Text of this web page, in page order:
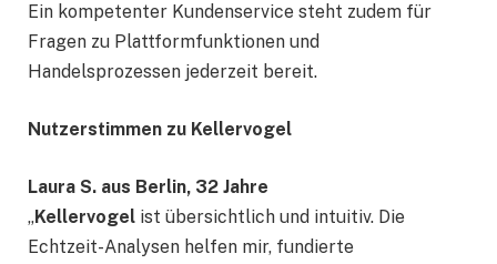
Ein kompetenter Kundenservice steht zudem für
Fragen zu Plattformfunktionen und
Handelsprozessen jederzeit bereit.
Nutzerstimmen zu Kellervogel
Laura S. aus Berlin, 32 Jahre
„Kellervogel ist übersichtlich und intuitiv. Die
Echtzeit-Analysen helfen mir, fundierte